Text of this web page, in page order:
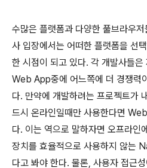
수많은 플랫폼과 다양한 풀브라우
사 입장에서는 어떠한 플랫폼을 선
한 시점이 되고 있다. 각 개발사들
Web App중에 어느쪽에 더 경쟁력
다. 만약에 개발하려는 프로젝트가
드시 온라인일때만 사용한다면
다. 이는 역으로 말하자면 오프라인
장치를 효율적으로 사용하지 않는
다고 봐야 한다. 물론, 사용자 접근